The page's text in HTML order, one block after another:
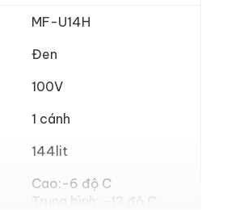
MF-U14H
Đen
100V
1 cánh
144lit
Cao:-6 độ C
Trung bình: -12 độ C